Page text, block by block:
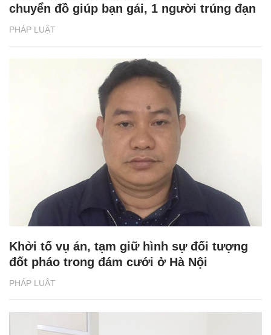
PHÁP LUẬT
chuyển đồ giúp bạn gái, 1 người trúng đạn
PHÁP LUẬT
Khởi tố vụ án, tạm giữ hình sự đối tượng
đốt pháo trong đám cưới ở Hà Nội